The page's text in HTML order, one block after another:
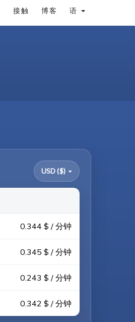
接触 博客 语
USD ($)
0.344 $ / 分钟
0.345 $ / 分钟
0.243 $ / 分钟
0.342 $ / 分钟